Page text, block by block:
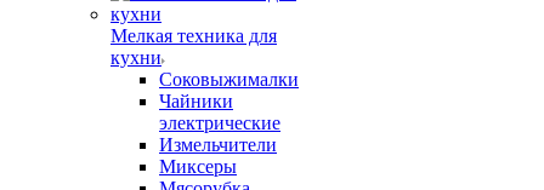
Мелкая техника для
кухни
Соковыжималки
Чайники
электрические
Измельчители
Миксеры